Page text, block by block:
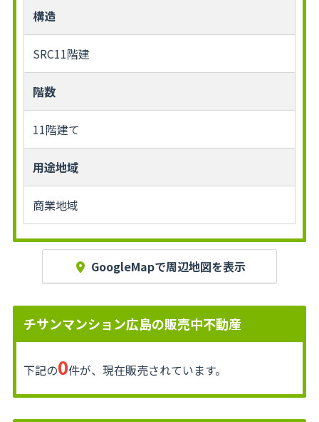
構造
SRC11階建
階数
11階建て
用途地域
商業地域
GoogleMapで周辺地図を表示
チサンマンション広島の販売中不動産
下記の0件が、現在販売されています。